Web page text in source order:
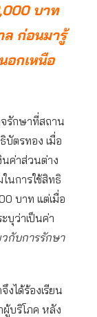
บาท
ล ก่อนมารู้
อกเหนือ
จรักษาที่สถาน
บัตรทอง เมื่อ
นค่าส่วนต่าง
นการใช้สิทธิ
บาท แต่เมื่อ
บุว่าเป็นค่า
วกับการรักษา
งได้ร้องเรียน
บริโภค หลัง